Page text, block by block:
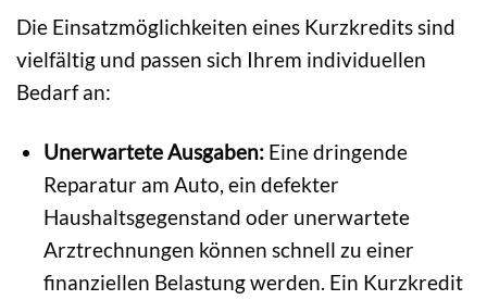
Die Einsatzmöglichkeiten eines Kurzkredits sind
vielfältig und passen sich Ihrem individuellen
Bedarf an:
Unerwartete Ausgaben:Eine dringende
Reparatur am Auto, ein defekter
Haushaltsgegenstand oder unerwartete
Arztrechnungen können schnell zu einer
finanziellen Belastung werden. Ein Kurzkredit